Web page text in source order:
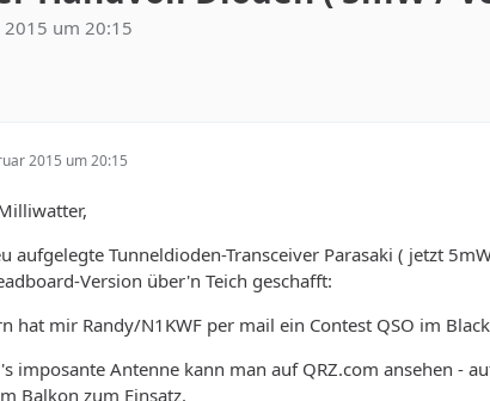
2015 um 20:15
2015 um 20:15
aufgelegte Tunneldioden-Transceiver Parasaki ( jetzt
Version über'n Teich geschafft:
hat mir Randy/N1KWF per mail ein Contest QSO im
imposante Antenne kann man auf QRZ.com ansehen -
Balkon zum Einsatz.